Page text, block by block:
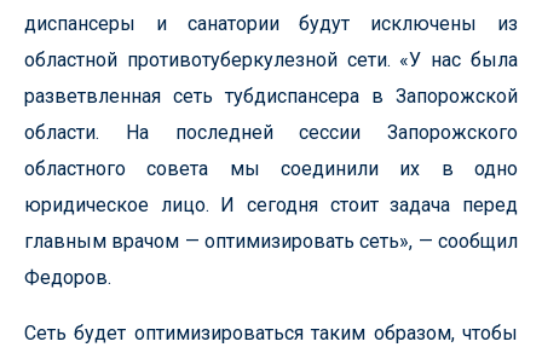
диспансеры и санатории будут исключены из
областной противотуберкулезной сети. «У нас была
разветвленная сеть тубдиспансера в Запорожской
области. На последней сессии Запорожского
областного совета мы соединили их в одно
юридическое лицо. И сегодня стоит задача перед
главным врачом — оптимизировать сеть», — сообщил
Федоров.
Сеть будет оптимизироваться таким образом, чтобы